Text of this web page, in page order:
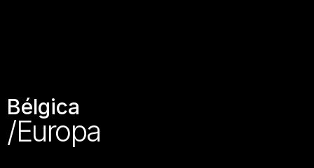
Bélgica
/Europa